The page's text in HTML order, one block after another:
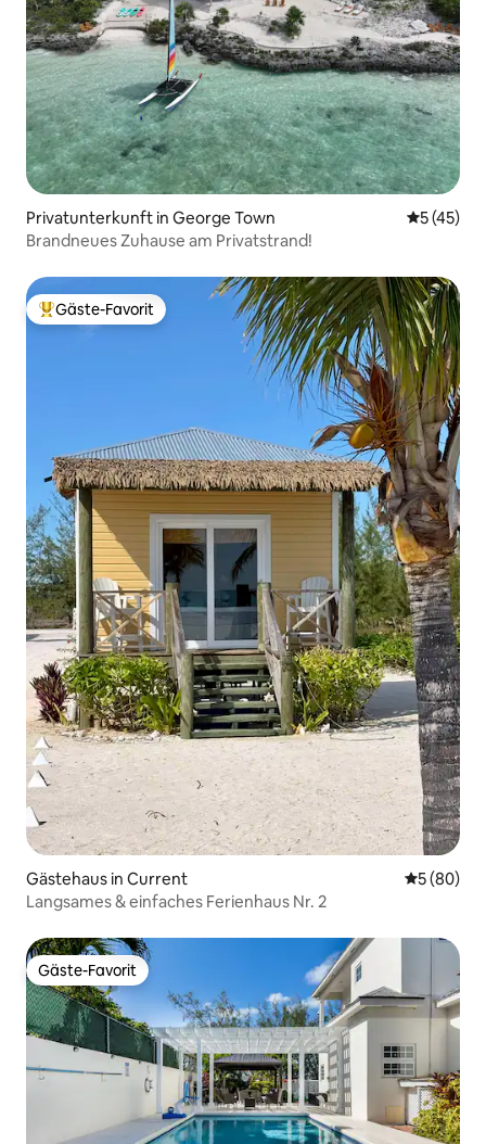
Privatunterkunft in George Town
5 (45)
Brandneues Zuhause am Privatstrand!
Beliebter Gäste-Favorit.
Gäste-Favorit
Gästehaus in Current
5 (80)
Langsames & einfaches Ferienhaus Nr. 2
Gäste-Favorit
Gäste-Favorit